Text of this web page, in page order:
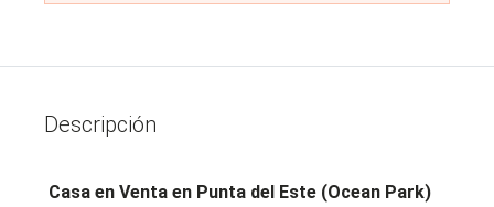
Descripción
Casa en Venta en Punta del Este (Ocean Park)